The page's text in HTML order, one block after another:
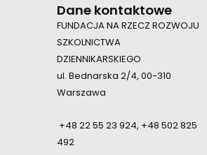
Dane kontaktowe
FUNDACJA NA RZECZ ROZWOJU
SZKOLNICTWA
DZIENNIKARSKIEGO
ul. Bednarska 2/4, 00-310
Warszawa
+48 22 55 23 924, +48 502 825
492